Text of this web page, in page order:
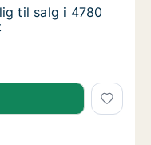
til salg i 4780
til salg i 4780
til salg i 4780